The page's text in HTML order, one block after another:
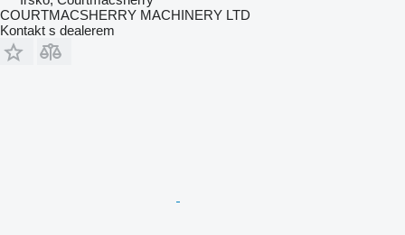
COURTMACSHERRY MACHINERY LTD
Kontakt s dealerem